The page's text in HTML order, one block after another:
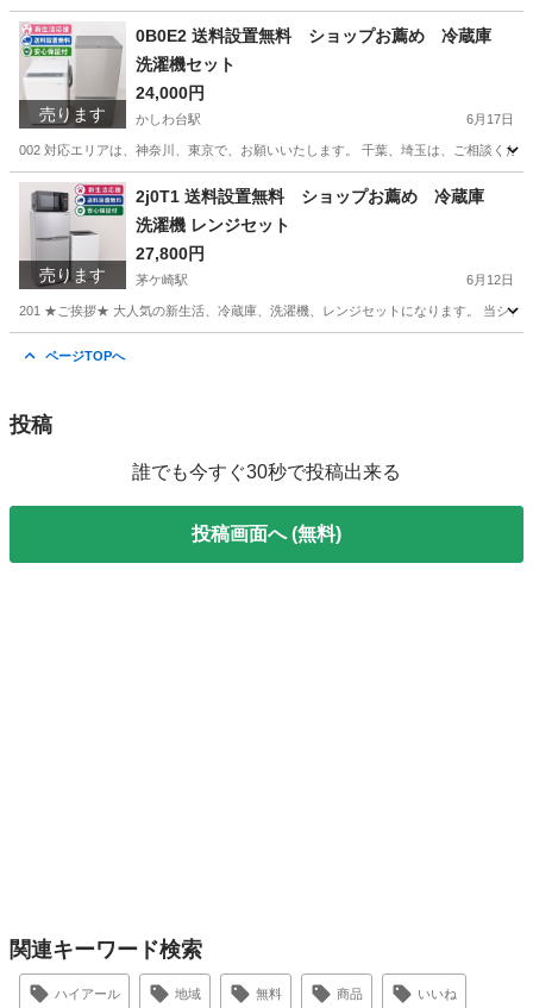
千葉 生活家電
売ります
0B0E2 送料設置無料 ショップお薦め 冷蔵庫
洗濯機セット
24,000円
かしわ台駅 6月17日
002 対応エリアは、神奈川、東京で、お願いいたします。 千葉、埼玉は、ご相談く
神奈川 綾瀬市 かしわ台駅 生活家電 ショップ
売ります
2j0T1 送料設置無料 ショップお薦め 冷蔵庫
洗濯機 レンジセット
27,800円
茅ケ崎駅 6月12日
201 ★ご挨拶★ 大人気の新生活、冷蔵庫、洗濯機、レンジセットになります。 当ショ
ページTOPへ
投稿
誰でも今すぐ30秒で投稿出来る
投稿画面へ (無料)
関連キーワード検索
ハイアール 地域 無料 商品 いいね